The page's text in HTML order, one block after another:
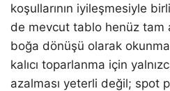
koşullarının iyileşmesiyle
de mevcut tablo henüz tam
boğa dönüşü olarak
kalıcı toparlanma için
azalması yeterli değil; spot